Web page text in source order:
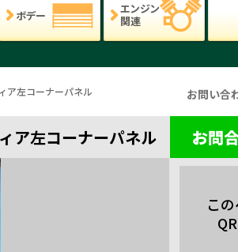
ボデー
エンジン
関連
ア左コーナーパネル お問い合
ア左コーナーパネル お問
こ